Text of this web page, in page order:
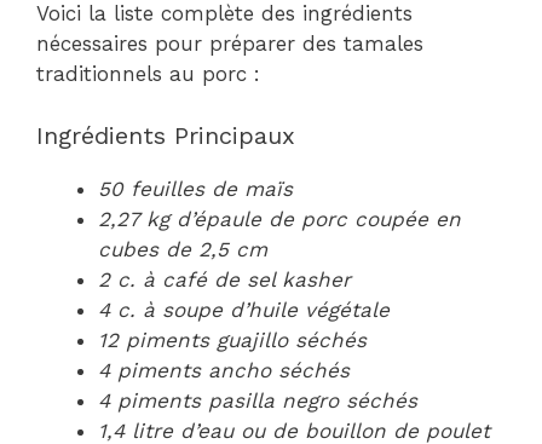
Voici la liste complète des ingrédients
nécessaires pour préparer des tamales
traditionnels au porc :
Ingrédients Principaux
50 feuilles de maïs
2,27 kg d’épaule de porc coupée en
cubes de 2,5 cm
2 c. à café de sel kasher
4 c. à soupe d’huile végétale
12 piments guajillo séchés
4 piments ancho séchés
4 piments pasilla negro séchés
1,4 litre d’eau ou de bouillon de poulet